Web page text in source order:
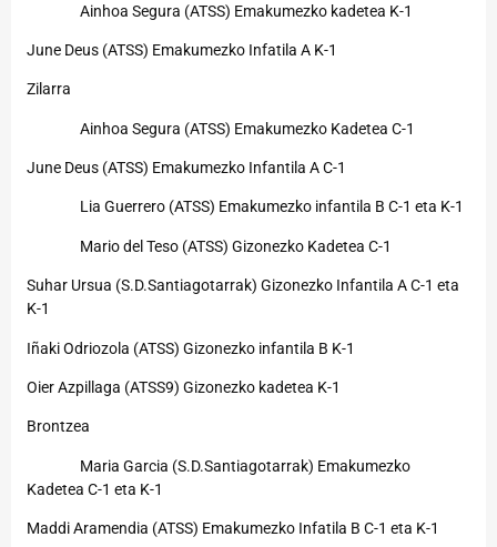
Ainhoa Segura (ATSS) Emakumezko kadetea K-1
June Deus (ATSS) Emakumezko Infatila A K-1
Zilarra
Ainhoa Segura (ATSS) Emakumezko Kadetea C-1
June Deus (ATSS) Emakumezko Infantila A C-1
Lia Guerrero (ATSS) Emakumezko infantila B C-1 eta K-1
Mario del Teso (ATSS) Gizonezko Kadetea C-1
Suhar Ursua (S.D.Santiagotarrak) Gizonezko Infantila A C-1 eta
K-1
Iñaki Odriozola (ATSS) Gizonezko infantila B K-1
Oier Azpillaga (ATSS9) Gizonezko kadetea K-1
Brontzea
Maria Garcia (S.D.Santiagotarrak) Emakumezko
Kadetea C-1 eta K-1
Maddi Aramendia (ATSS) Emakumezko Infatila B C-1 eta K-1